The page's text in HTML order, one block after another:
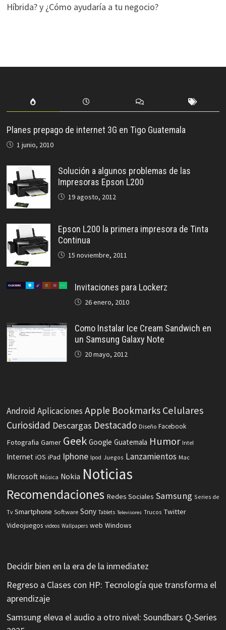
Híbrida? y ¿Cómo ayudaría a tu negocio?
Planes prepago de internet 3G en Tigo Guatemala
1 junio, 2010
Solución a algunos problemas de las
Impresoras Epson L200
19 agosto, 2012
Epson L200 la primera impresora de Tinta
Continua
15 noviembre, 2011
Invitaciones para Lockerz
26 enero, 2010
Como Instalar Ice Cream Sandwich en
un Samsung Galaxy Note
20 mayo, 2012
Android Aplicaciones Apple Bookmarks Celulares
Curiosidad Descargas Destacado Diseño Facebook
Fotografia Gamer Geek Google Guatemala Humor Intel
Internet iOS iPad Iphone Ipod Juegos Lanzamientos Mac
Microsoft Música Nokia Noticias
Recomendaciones Redes Sociales Samsung Series de
Tv Smartphone Software Sony Tablets Televisores Trucos Twitter
Videojuegos videos Wallpapers web Windows
Decidir bien en la era de la inmediatez
Regreso a Clases con HP: Tecnología que transforma el
aprendizaje
Samsung eleva el audio a otro nivel: Soundbars Q-Series